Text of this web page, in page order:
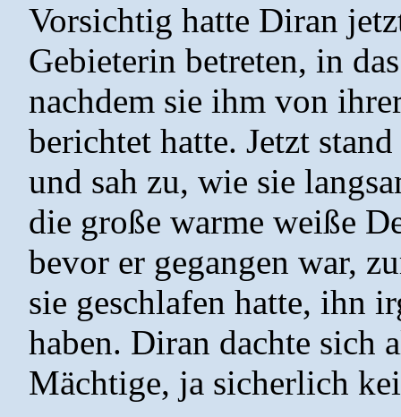
Vorsichtig hatte Diran
Gebieterin betreten, in
nachdem sie ihm von
berichtet hatte. Jetzt
und sah zu, wie sie
die große warme weiße
bevor er gegangen war,
sie geschlafen hatte, ihn
haben. Diran dachte sich
Mächtige, ja sicherlich